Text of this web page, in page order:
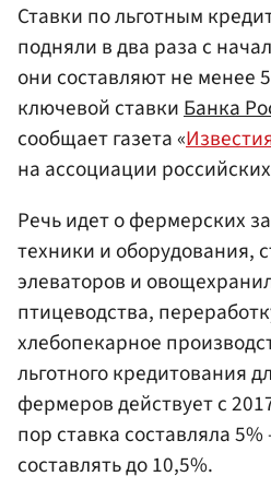
Ставки по льготным
подняли в два раза с
они составляют не менее
ключевой ставкиБанка
сообщает газета «
на ассоциации
Речь идет о фермерских
техники и оборудования,
элеваторов и
птицеводства,
хлебопекарное
льготного кредитования
фермеров действует с
пор ставка составляла
составлять до 10,5%.